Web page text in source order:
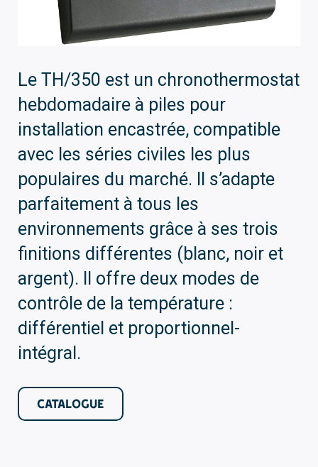
Le TH/350 est un chronothermostat
hebdomadaire à piles pour
installation encastrée, compatible
avec les séries civiles les plus
populaires du marché. Il s’adapte
parfaitement à tous les
environnements grâce à ses trois
finitions différentes (blanc, noir et
argent). Il offre deux modes de
contrôle de la température :
différentiel et proportionnel-
intégral.
CATALOGUE